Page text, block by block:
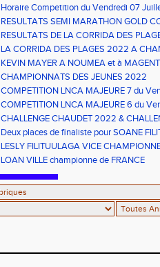
Horaire Competition du Vendredi 07
RESULTATS SEMI MARATHON GOLD
RESULTATS DE LA CORRIDA DES
LA CORRIDA DES PLAGES 2022 A
KEVIN MAYER A NOUMEA et à
CHAMPIONNATS DES JEUNES 2022
COMPETITION LNCA MAJEURE 7 du
COMPETITION LNCA MAJEURE 6 du
2022
CHALLENGE CHAUDET 2022 &
Deux places de finaliste pour SOANE
championnats de France CADETS de
LESLY FILITUULAGA VICE
NC au DISQUE JUNIORS
LOAN VILLE championne de FRANCE